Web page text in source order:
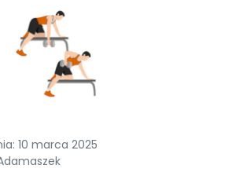
10 marca 2025